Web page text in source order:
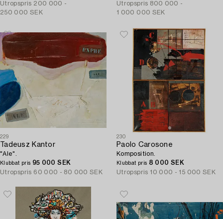
Utropspris 200 000 -
250 000 SEK
Utropspris 800 000 -
1 000 000 SEK
229
Tadeusz Kantor
"Ale".
Klubbat pris 95 000 SEK
Utropspris 60 000 - 80 000 SEK
230
Paolo Carosone
Komposition.
Klubbat pris 8 000 SEK
Utropspris 10 000 - 15 000 SEK